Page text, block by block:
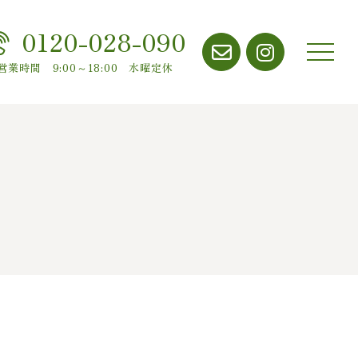
0120-028-090
業時間 9:00～18:00 水曜定休
メニ